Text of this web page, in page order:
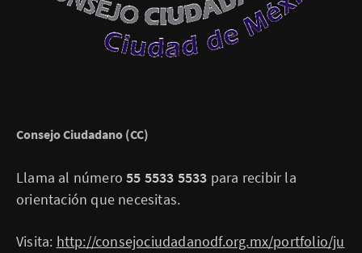
Consejo Ciudadano (CC)
Llama al número55 5533 5533 para recibir la
orientación que necesitas.
Visita: http://consejociudadanodf.org.mx/portfolio/ju